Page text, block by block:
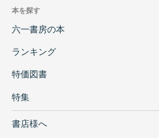
本を探す
六一書房の本
ランキング
特価図書
特集
書店様へ